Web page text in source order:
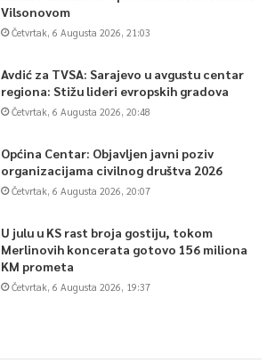
Vilsonovom
Četvrtak, 6 Augusta 2026, 21:03
Avdić za TVSA: Sarajevo u avgustu centar
regiona: Stižu lideri evropskih gradova
Četvrtak, 6 Augusta 2026, 20:48
Općina Centar: Objavljen javni poziv
organizacijama civilnog društva 2026
Četvrtak, 6 Augusta 2026, 20:07
U julu u KS rast broja gostiju, tokom
Merlinovih koncerata gotovo 156 miliona
KM prometa
Četvrtak, 6 Augusta 2026, 19:37